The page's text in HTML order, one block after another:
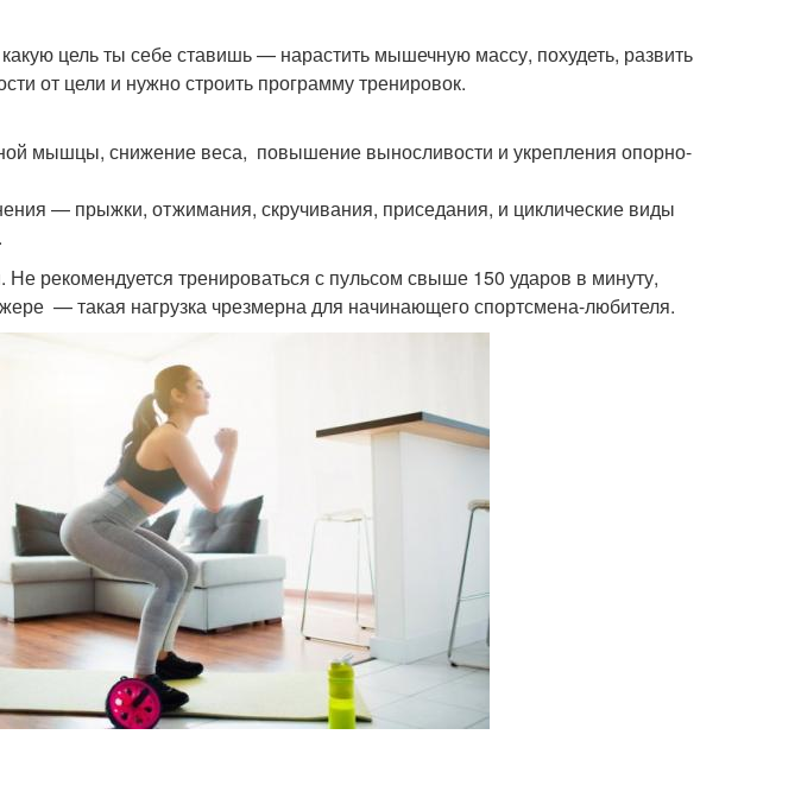
цель ты себе ставишь — нарастить мышечную массу, похудеть, развить
от цели и нужно строить программу тренировок.
мышцы, снижение веса, повышение выносливости и укрепления опорно-
— прыжки, отжимания, скручивания, приседания, и циклические виды
рекомендуется тренироваться с пульсом свыше 150 ударов в минуту,
— такая нагрузка чрезмерна для начинающего спортсмена-любителя.